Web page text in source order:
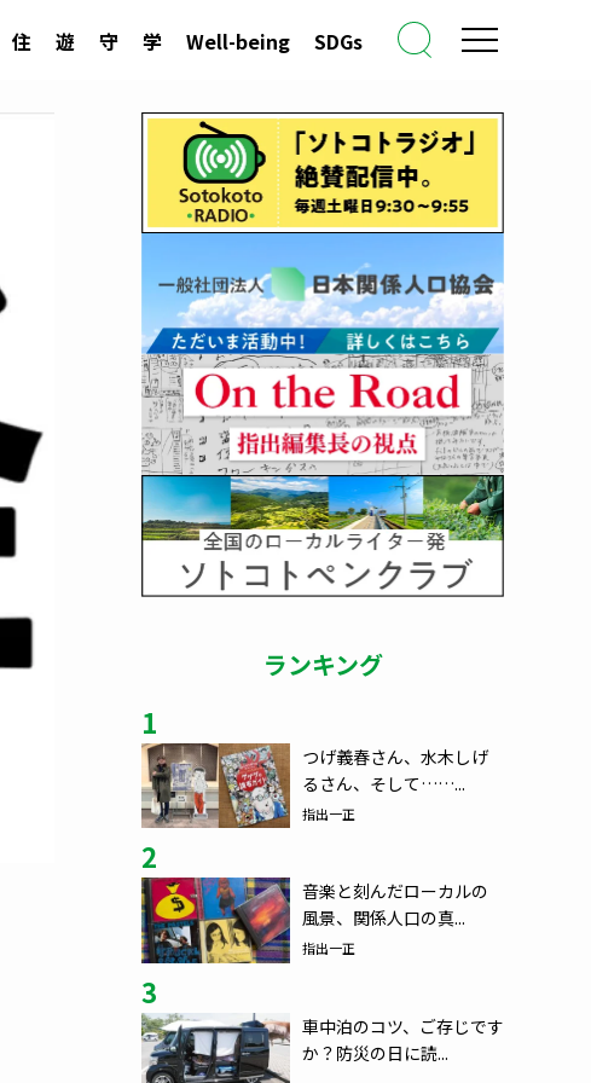
住 遊 守 学 Well-being SDGs
ランキング
1
つげ義春さん、水木しげ
るさん、そして……...
指出一正
2
音楽と刻んだローカルの
風景、関係人口の真...
指出一正
3
車中泊のコツ、ご存じです
か？防災の日に読...